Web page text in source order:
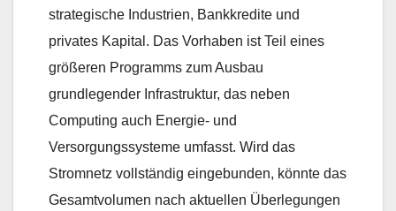
strategische Industrien, Bankkredite und
privates Kapital. Das Vorhaben ist Teil eines
größeren Programms zum Ausbau
grundlegender Infrastruktur, das neben
Computing auch Energie- und
Versorgungssysteme umfasst. Wird das
Stromnetz vollständig eingebunden, könnte das
Gesamtvolumen nach aktuellen Überlegungen